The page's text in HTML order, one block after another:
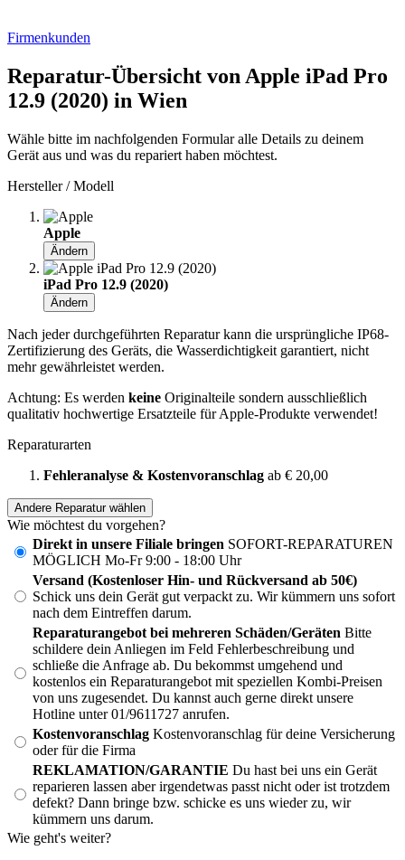
Firmenkunden
Reparatur-Übersicht von Apple iPad Pro
12.9 (2020) in Wien
Wähle bitte im nachfolgenden Formular alle Details zu deinem
Gerät aus und was du repariert haben möchtest.
Hersteller / Modell
Apple
Ändern
iPad Pro 12.9 (2020)
Ändern
Nach jeder durchgeführten Reparatur kann die ursprüngliche IP68-
Zertifizierung des Geräts, die Wasserdichtigkeit garantiert, nicht
mehr gewährleistet werden.
Achtung: Es werden keine Originalteile sondern ausschließlich
qualitativ hochwertige Ersatzteile für Apple-Produkte verwendet!
Reparaturarten
Fehleranalyse & Kostenvoranschlag ab € 20,00
Andere Reparatur wählen
Wie möchtest du vorgehen?
Direkt in unsere Filiale bringen SOFORT-REPARATUREN
MÖGLICH Mo-Fr 9:00 - 18:00 Uhr
Versand (Kostenloser Hin- und Rückversand ab 50€)
Schick uns dein Gerät gut verpackt zu. Wir kümmern uns sofort
nach dem Eintreffen darum.
Reparaturangebot bei mehreren Schäden/Geräten Bitte
schildere dein Anliegen im Feld Fehlerbeschreibung und
schließe die Anfrage ab. Du bekommst umgehend und
kostenlos ein Reparaturangebot mit speziellen Kombi-Preisen
von uns zugesendet. Du kannst auch gerne direkt unsere
Hotline unter 01/9611727 anrufen.
Kostenvoranschlag Kostenvoranschlag für deine Versicherung
oder für die Firma
REKLAMATION/GARANTIE Du hast bei uns ein Gerät
reparieren lassen aber irgendetwas passt nicht oder ist trotzdem
defekt? Dann bringe bzw. schicke es uns wieder zu, wir
kümmern uns darum.
Wie geht's weiter?